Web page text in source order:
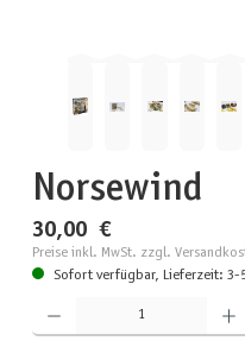
Norsewind
30,00 €
Preise inkl. MwSt. zzgl.
Sofort verfügbar, Lieferzeit: 3-
Produkt Anzahl: Gib den gewünschten